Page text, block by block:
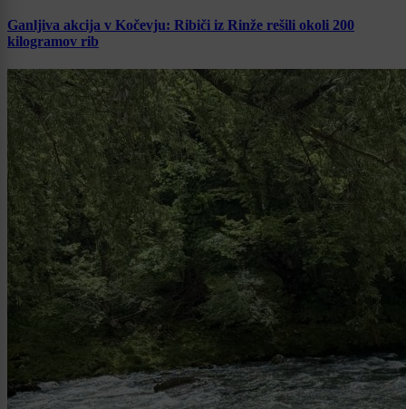
Ganljiva akcija v Kočevju: Ribiči iz Rinže rešili okoli 200
kilogramov rib